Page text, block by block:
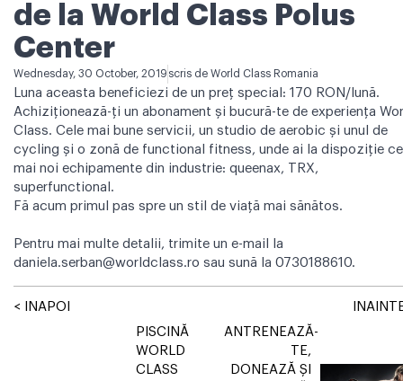
de la World Class Polus
Center
Wednesday, 30 October, 2019 scris de World Class Romania
Luna aceasta beneficiezi de un preț special: 170 RON/lună.
Achiziționează-ți un abonament și bucură-te de experiența
Class. Cele mai bune servicii, un studio de aerobic și unul de
cycling și o zonă de functional fitness, unde ai la dispoziție
mai noi echipamente din industrie: queenax, TRX,
superfunctional.
Fă acum primul pas spre un stil de viață mai sănătos.
Pentru mai multe detalii, trimite un e-mail la
daniela.serban@worldclass.ro sau sună la 0730188610.
< INAPOI
PISCINĂ
WORLD
CLASS
ANTRENEAZĂ-
TE,
DONEAZĂ ȘI